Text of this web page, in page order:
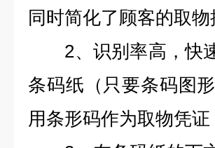
同时简化了顾客的取
2、识别率高，快速
条码纸（只要条码图
用条形码作为取物凭